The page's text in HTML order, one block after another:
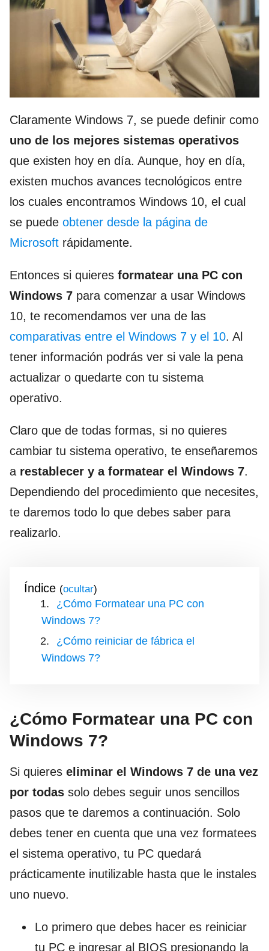
Claramente Windows 7, se puede definir como
uno de los mejores sistemas operativos
que existen hoy en día. Aunque, hoy en día,
existen muchos avances tecnológicos entre
los cuales encontramos Windows 10, el cual
se puede obtener desde la página de
Microsoft rápidamente.
Entonces si quieres formatear una PC con
Windows 7 para comenzar a usar Windows
10, te recomendamos ver una de las
comparativas entre el Windows 7 y el 10. Al
tener información podrás ver si vale la pena
actualizar o quedarte con tu sistema
operativo.
Claro que de todas formas, si no quieres
cambiar tu sistema operativo, te enseñaremos
a restablecer y a formatear el Windows 7.
Dependiendo del procedimiento que necesites,
te daremos todo lo que debes saber para
realizarlo.
Índice ( )
¿Cómo Formatear una PC con
Windows 7?
¿Cómo reiniciar de fábrica el
Windows 7?
¿Cómo Formatear una PC con
Windows 7?
Si quieres eliminar el Windows 7 de una vez
por todas solo debes seguir unos sencillos
pasos que te daremos a continuación. Solo
debes tener en cuenta que una vez formatees
el sistema operativo, tu PC quedará
prácticamente inutilizable hasta que le instales
uno nuevo.
Lo primero que debes hacer es reiniciar
tu PC e ingresar al BIOS presionando la